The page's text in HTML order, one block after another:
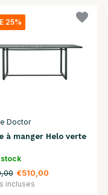
25%
Doctor
à manger Helo verte
stock
€510,00
incluses